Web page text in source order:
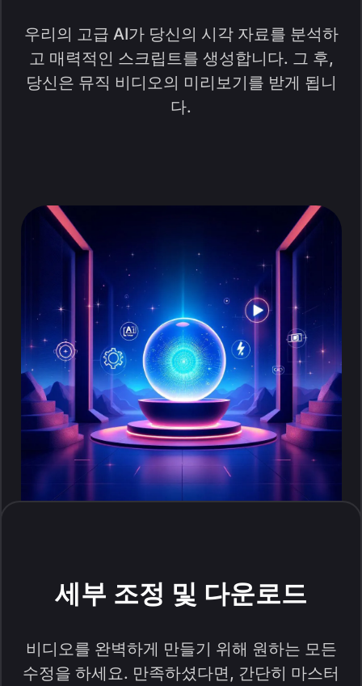
우리의 고급 AI가 당신의 시각 자료를 분석하
고 매력적인 스크립트를 생성합니다. 그 후,
당신은 뮤직 비디오의 미리보기를 받게 됩니
다.
세부 조정 및 다운로드
비디오를 완벽하게 만들기 위해 원하는 모든
수정을 하세요. 만족하셨다면, 간단히 마스터